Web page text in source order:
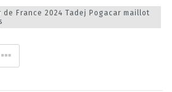
de France 2024 Tadej Pogacar maillot